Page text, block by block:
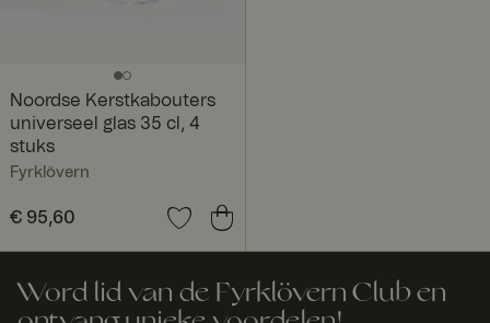
Noordse Kerstkabouters
universeel glas 35 cl, 4
stuks
Fyrklövern
Prijs:€ 95,60
€ 95,60
Word lid van de Fyrklövern Club en